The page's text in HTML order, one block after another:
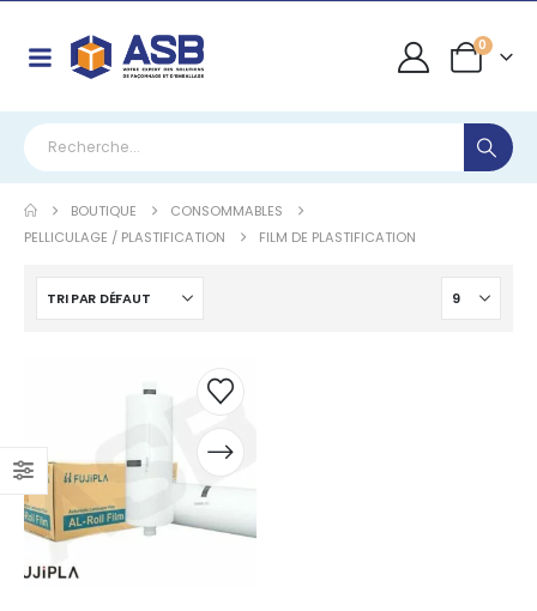
0
BOUTIQUE
CONSOMMABLES
PELLICULAGE / PLASTIFICATION
FILM DE PLASTIFICATION